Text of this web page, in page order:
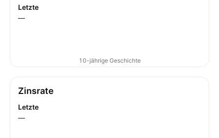
Letzte
—
10-jährige Geschichte
Zinsrate
Letzte
—